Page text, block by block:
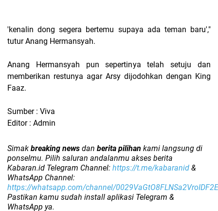
'kenalin dong segera bertemu supaya ada teman baru',"
tutur Anang Hermansyah.
Anang Hermansyah pun sepertinya telah setuju dan
memberikan restunya agar Arsy dijodohkan dengan King
Faaz.
Sumber : Viva
Editor : Admin
Simak breaking news dan berita pilihan kami langsung di
ponselmu. Pilih saluran andalanmu akses berita
Kabaran.id Telegram Channel: https://t.me/kabaranid &
WhatsApp Channel:
https://whatsapp.com/channel/0029VaGtO8FLNSa2VroIDF2E
Pastikan kamu sudah install aplikasi Telegram &
WhatsApp ya.